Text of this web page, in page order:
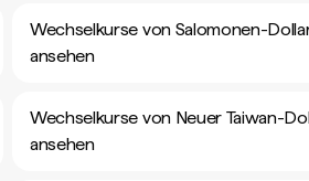
Wechselkurse von Salomonen-
ansehen
Wechselkurse von Neuer Taiwan-
ansehen